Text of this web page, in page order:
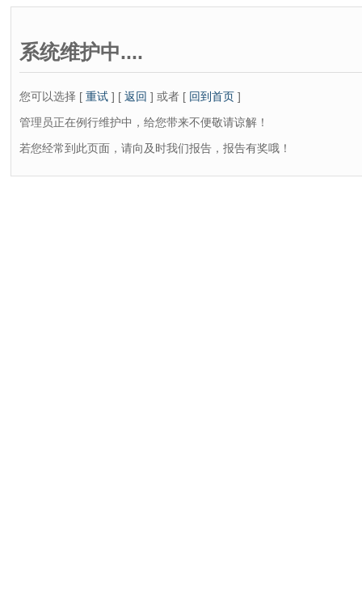
系统维护中....
您可以选择 [ 重试 ] [ 返回 ] 或者 [ 回到首页 ]
管理员正在例行维护中，给您带来不便敬请谅解！
若您经常到此页面，请向及时我们报告，报告有奖哦！